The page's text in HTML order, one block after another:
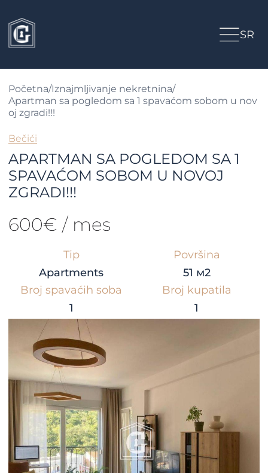
SR
Početna/Iznajmljivanje nekretnina/
Apartman sa pogledom sa 1 spavaćom sobom u nov
oj zgradi!!!
Bečići
APARTMAN SA POGLEDOM SA 1
SPAVAĆOM SOBOM U NOVOJ
ZGRADI!!!
600€ / mes
Tip
Apartments
Površina
51 м2
Broj spavaćih soba
1
Broj kupatila
1